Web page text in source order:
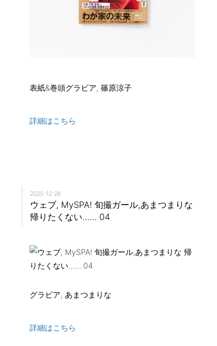
表紙&巻頭グラビア, 篠原涼子
詳細はこちら
2025-12-26
ウェブ, MySPA! 旬撮ガール,あまつまりな
帰りたくない…… 04
グラビア, あまつまりな
詳細はこちら